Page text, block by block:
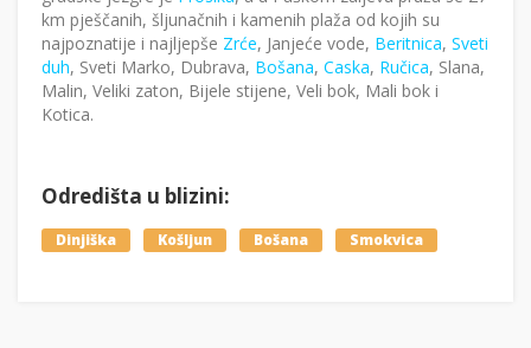
km pješčanih, šljunačnih i kamenih plaža od kojih su
najpoznatije i najljepše Zrće, Janjeće vode, Beritnica, Sveti
duh, Sveti Marko, Dubrava, Bošana, Caska, Ručica, Slana,
Malin, Veliki zaton, Bijele stijene, Veli bok, Mali bok i
Kotica.
Odredišta u blizini:
Dinjiška Košljun Bošana Smokvica